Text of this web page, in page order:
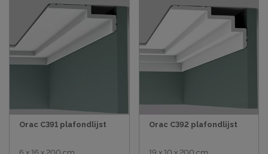
Orac C391 plafondlijst Orac C392 plafondlijst